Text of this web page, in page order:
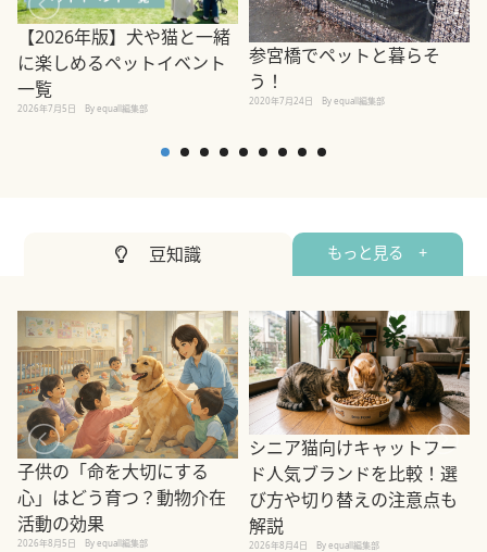
【2026年版】犬や猫と一緒
に楽しめるペットイベント
一覧
2026年7月5日 By equall編集部
参宮橋でペットと暮らそ
う！
2020年7月24日 By equall編集部
豆知識 もっと見る +
子供の「命を大切にする
心」はどう育つ？動物介在
活動の効果
2026年8月5日 By equall編集部
シニア猫向けキャットフー
ド人気ブランドを比較！選
び方や切り替えの注意点も
解説
2026年8月4日 By equall編集部